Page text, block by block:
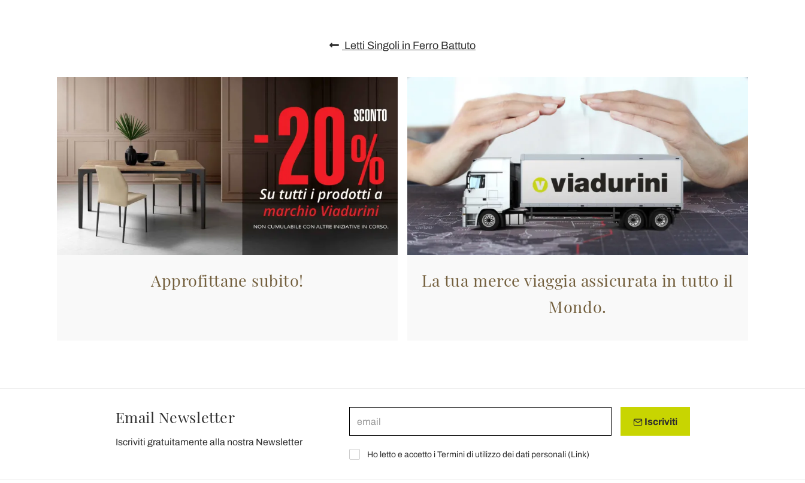
Letti Singoli in Ferro Battuto
Approfittane subito!
La tua merce viaggia assicurata in tutto il
Mondo.
Email Newsletter
Iscriviti gratuitamente alla nostra Newsletter
Iscriviti
Ho letto e accetto i Termini di utilizzo dei dati personali (Link)